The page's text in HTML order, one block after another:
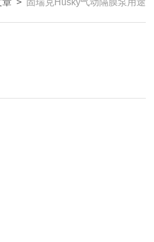
章 > 固瑞克Husky气动隔膜泵用途